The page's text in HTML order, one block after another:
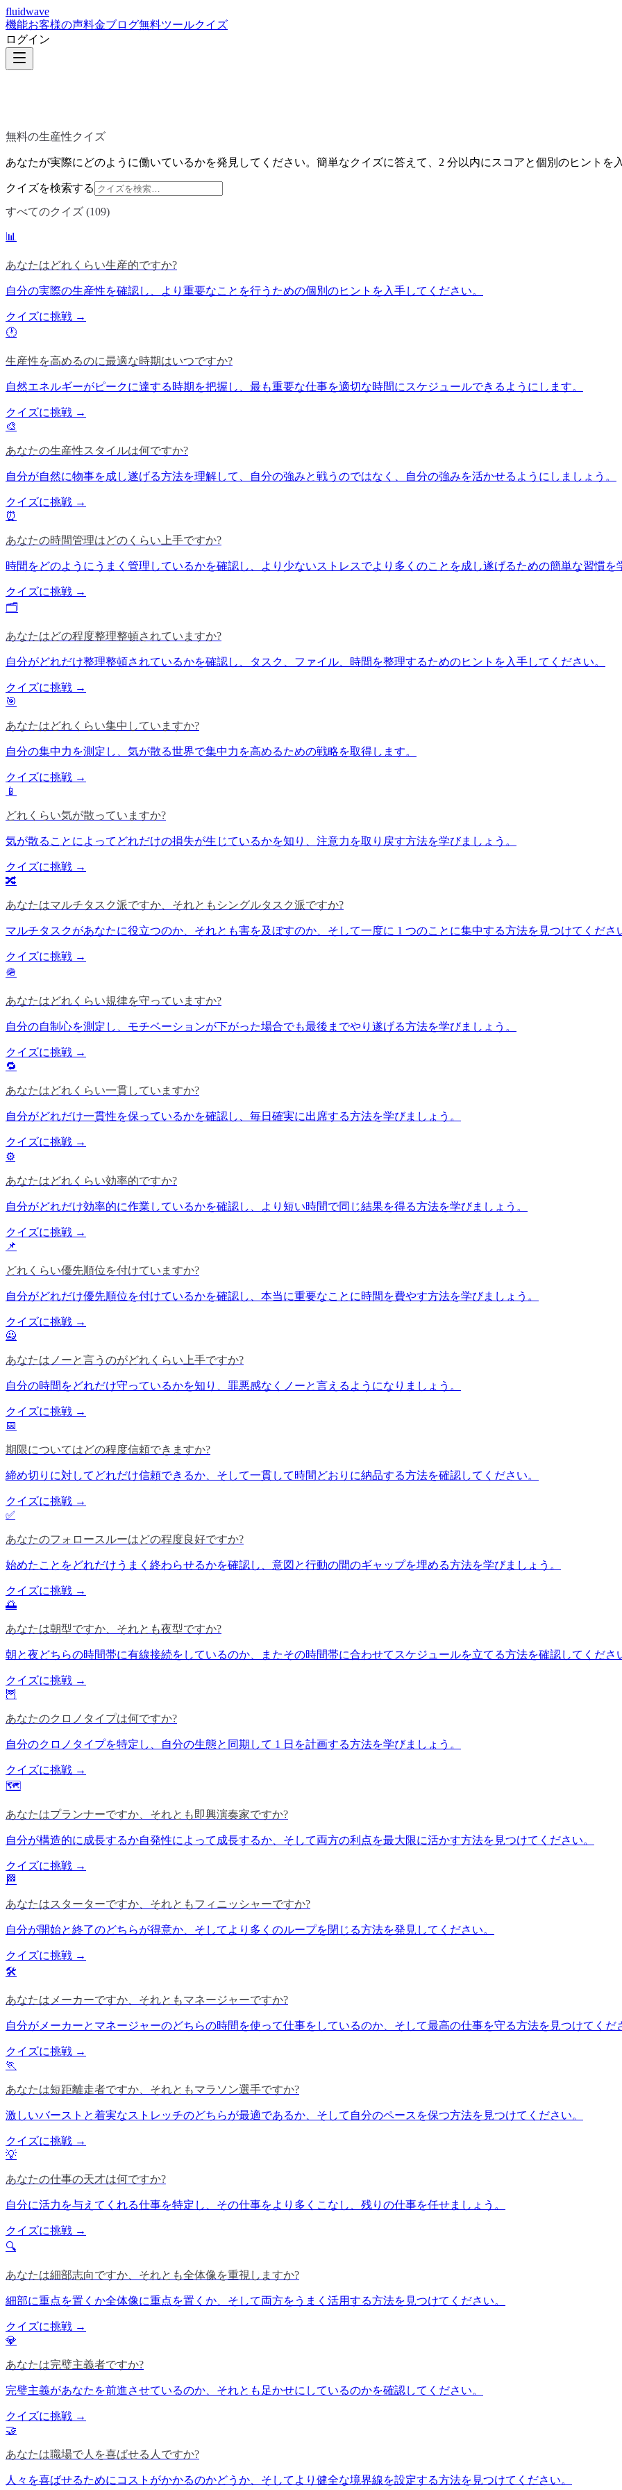
fluidwave
機能お客様の声料金ブログ無料ツールクイズ
ログイン
無料の生産性クイズ
あなたが実際にどのように働いているかを発見してください。簡単なクイズに答えて、2 分以内にスコアと個別のヒント
クイズを検索する
すべてのクイズ (109)
📊
あなたはどれくらい生産的ですか?
自分の実際の生産性を確認し、より重要なことを行うための個別のヒントを入手してください。
クイズに挑戦 →
🕐
生産性を高めるのに最適な時期はいつですか?
自然エネルギーがピークに達する時期を把握し、最も重要な仕事を適切な時間にスケジュールできるようにします。
クイズに挑戦 →
🎨
あなたの生産性スタイルは何ですか?
自分が自然に物事を成し遂げる方法を理解して、自分の強みと戦うのではなく、自分の強みを活かせるようにしましょう。
クイズに挑戦 →
⏰
あなたの時間管理はどのくらい上手ですか?
時間をどのようにうまく管理しているかを確認し、より少ないストレスでより多くのことを成し遂げるための簡単な習慣を
クイズに挑戦 →
🗂️
あなたはどの程度整理整頓されていますか?
自分がどれだけ整理整頓されているかを確認し、タスク、ファイル、時間を整理するためのヒントを入手してください。
クイズに挑戦 →
🎯
あなたはどれくらい集中していますか?
自分の集中力を測定し、気が散る世界で集中力を高めるための戦略を取得します。
クイズに挑戦 →
📱
どれくらい気が散っていますか?
気が散ることによってどれだけの損失が生じているかを知り、注意力を取り戻す方法を学びましょう。
クイズに挑戦 →
🔀
あなたはマルチタスク派ですか、それともシングルタスク派ですか?
マルチタスクがあなたに役立つのか、それとも害を及ぼすのか、そして一度に 1 つのことに集中する方法を見つけてくださ
クイズに挑戦 →
🪖
あなたはどれくらい規律を守っていますか?
自分の自制心を測定し、モチベーションが下がった場合でも最後までやり遂げる方法を学びましょう。
クイズに挑戦 →
🔁
あなたはどれくらい一貫していますか?
自分がどれだけ一貫性を保っているかを確認し、毎日確実に出席する方法を学びましょう。
クイズに挑戦 →
⚙️
あなたはどれくらい効率的ですか?
自分がどれだけ効率的に作業しているかを確認し、より短い時間で同じ結果を得る方法を学びましょう。
クイズに挑戦 →
📌
どれくらい優先順位を付けていますか?
自分がどれだけ優先順位を付けているかを確認し、本当に重要なことに時間を費やす方法を学びましょう。
クイズに挑戦 →
🙅
あなたはノーと言うのがどれくらい上手ですか?
自分の時間をどれだけ守っているかを知り、罪悪感なくノーと言えるようになりましょう。
クイズに挑戦 →
📅
期限についてはどの程度信頼できますか?
締め切りに対してどれだけ信頼できるか、そして一貫して時間どおりに納品する方法を確認してください。
クイズに挑戦 →
✅
あなたのフォロースルーはどの程度良好ですか?
始めたことをどれだけうまく終わらせるかを確認し、意図と行動の間のギャップを埋める方法を学びましょう。
クイズに挑戦 →
🌅
あなたは朝型ですか、それとも夜型ですか?
朝と夜どちらの時間帯に有線接続をしているのか、またその時間帯に合わせてスケジュールを立てる方法を確認してくださ
クイズに挑戦 →
🦉
あなたのクロノタイプは何ですか?
自分のクロノタイプを特定し、自分の生態と同期して 1 日を計画する方法を学びましょう。
クイズに挑戦 →
🗺️
あなたはプランナーですか、それとも即興演奏家ですか?
自分が構造的に成長するか自発性によって成長するか、そして両方の利点を最大限に活かす方法を見つけてください。
クイズに挑戦 →
🏁
あなたはスターターですか、それともフィニッシャーですか?
自分が開始と終了のどちらが得意か、そしてより多くのループを閉じる方法を発見してください。
クイズに挑戦 →
🛠️
あなたはメーカーですか、それともマネージャーですか?
自分がメーカーとマネージャーのどちらの時間を使って仕事をしているのか、そして最高の仕事を守る方法を見つけてくだ
クイズに挑戦 →
🏃
あなたは短距離走者ですか、それともマラソン選手ですか?
激しいバーストと着実なストレッチのどちらが最適であるか、そして自分のペースを保つ方法を見つけてください。
クイズに挑戦 →
💡
あなたの仕事の天才は何ですか?
自分に活力を与えてくれる仕事を特定し、その仕事をより多くこなし、残りの仕事を任せましょう。
クイズに挑戦 →
🔍
あなたは細部志向ですか、それとも全体像を重視しますか?
細部に重点を置くか全体像に重点を置くか、そして両方をうまく活用する方法を見つけてください。
クイズに挑戦 →
💎
あなたは完璧主義者ですか?
完璧主義があなたを前進させているのか、それとも足かせにしているのかを確認してください。
クイズに挑戦 →
🤝
あなたは職場で人を喜ばせる人ですか?
人々を喜ばせるためにコストがかかるのかどうか、そしてより健全な境界線を設定する方法を見つけてください。